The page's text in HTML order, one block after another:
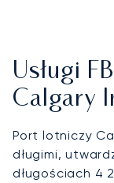
Usługi
Calgary
Port lotniczy
długimi,
długościach 4